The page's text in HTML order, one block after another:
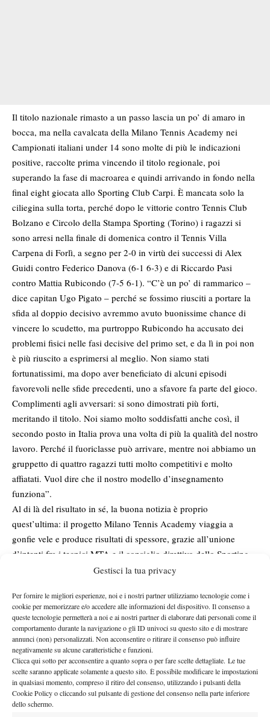
Gestisci la tua privacy
Per fornire le migliori esperienze, noi e i nostri partner utilizziamo tecnologie come i
cookie per memorizzare e/o accedere alle informazioni del dispositivo. Il consenso a
queste tecnologie permetterà a noi e ai nostri partner di elaborare dati personali come il
comportamento durante la navigazione o gli ID univoci su questo sito e di mostrare
annunci (non) personalizzati. Non acconsentire o ritirare il consenso può influire
negativamente su alcune caratteristiche e funzioni.
Clicca qui sotto per acconsentire a quanto sopra o per fare scelte dettagliate. Le tue
scelte saranno applicate solamente a questo sito. È possibile modificare le impostazioni
in qualsiasi momento, compreso il ritiro del consenso, utilizzando i pulsanti della
Cookie Policy o cliccando sul pulsante di gestione del consenso nella parte inferiore
dello schermo.
Il titolo nazionale rimasto a un passo lascia un po’ di amaro in
bocca, ma nella cavalcata della Milano Tennis Academy nei
Campionati italiani under 14 sono molte di più le indicazioni
positive, raccolte prima vincendo il titolo regionale, poi
superando la fase di macroarea e quindi arrivando in fondo nella
final eight giocata allo Sporting Club Carpi. È mancata solo la
ciliegina sulla torta, perché dopo le vittorie contro Tennis Club
Bolzano e Circolo della Stampa Sporting (Torino) i ragazzi si
sono arresi nella finale di domenica contro il Tennis Villa
Carpena di Forlì, a segno per 2-0 in virtù dei successi di Alex
Guidi contro Federico Danova (6-1 6-3) e di Riccardo Pasi
contro Mattia Rubicondo (7-5 6-1). “C’è un po’ di rammarico –
dice capitan Ugo Pigato – perché se fossimo riusciti a portare la
sfida al doppio decisivo avremmo avuto buonissime chance di
vincere lo scudetto, ma purtroppo Rubicondo ha accusato dei
problemi fisici nelle fasi decisive del primo set, e da lì in poi non
è più riuscito a esprimersi al meglio. Non siamo stati
fortunatissimi, ma dopo aver beneficiato di alcuni episodi
favorevoli nelle sfide precedenti, uno a sfavore fa parte del gioco.
Complimenti agli avversari: si sono dimostrati più forti,
meritando il titolo. Noi siamo molto soddisfatti anche così, il
secondo posto in Italia prova una volta di più la qualità del nostro
lavoro. Perché il fuoriclasse può arrivare, mentre noi abbiamo un
gruppetto di quattro ragazzi tutti molto competitivi e molto
affiatati. Vuol dire che il nostro modello d’insegnamento
funziona”.
Al di là del risultato in sé, la buona notizia è proprio
quest’ultima: il progetto Milano Tennis Academy viaggia a
gonfie vele e produce risultati di spessore, grazie all’unione
d’intenti fra i tecnici MTA e il consiglio direttivo dello Sporting
Club Milano 2, ‘casa’ dell’academy fin dalla sua nascita. “Il club
fin dall’inizio nel progetto Milano Tennis Academy, mettendo a
disposizione nostra e dei ragazzi una struttura perfetta per la loro
crescita umana e sportiva. Il nostro è un percorso a lungo
termine, che richiede tanti sforzi e altrettante risorse, e questo
ultimo risultato, così come tutti gli altri traguardi raggiunti nei
primi tre anni di vita dell’accademia, non sarebbe stato possibile
senza l’appoggio dello Sporting Club Milano 2 e di tutti i suoi
soci. Hanno condiviso il nostro impegno per offrire un